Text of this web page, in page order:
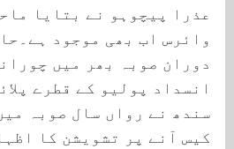
عذرا پیچوہو نے بتایا
وائرس اب بھی موجود
دوران صوبہ بھر میں
انسداد پولیو کے قطرے
سندھ نے رواں سال صوبہ
کیس آنے پر تشویشن کا